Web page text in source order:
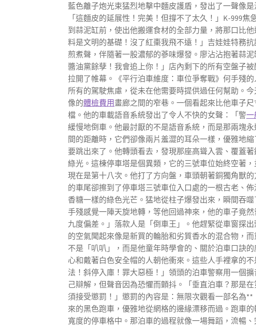
藍色離子炮光束猛烈地擊中麵皮護盾，發出了一聲像
「這麵皮的延展性！完美！但撐不了太久！」K-999
到蒜泥缸前，使出他搬運食材的全部力量，將那口比
料是文明的基礎！沒了紅棗我飛不遠！」吉娃娃特務
煎煮聲，伴隨著一股濃郁的蔘味爆發。廖沾沾抱著蒜
醬油黨餘孽！我會追上你！」店內剩下的所有空盤子
拉開了帷幕。《平行泊車維度：車位爭奪戰》何手殘
所有的駕駛焦慮，從未在他需要時提供過任何幫助。
像的體檢費用畫廊之間的窄巷。一個看起來比他車子
檔。他的車載語音系統發出了令人不快的女聲：「警一
緩慢地倒車。他最討厭的不是語音系統，而是那兩塊
間的距離時，它們卻像兩片羞澀的耳朵一樣，優雅地
要跳出來了。他轉頭看去，發現那座高聳入雲、覆蓋
綠光。這棟停車塔是個異類，它的三號車位始終空著
現在是第十八次。他打了方向盤，車頭朝著銅獨角獸
的車尾卻擦到了停車塔三號車位入口處的一根古老、
香糖一樣的綠色光芒。猛地從柱子爆發出來，瞬間吞
手殘感覺一陣天旋地轉，等他回過神來，他的車子竟
九度偏差。」落款人是「倒車王」。他趕緊從車窗探
的空氣聞起來像是新買的輪胎和劣質香水的混合物，
不是「叭叭」，而是他童年時學會的、關於泊車口訣
心和戴著白色安全帽的人朝他衝來。這些人手裡拿的
法！斜停入庫！罪大惡極！」領頭的泊車警察用一個
己辯解，但聲音因為恐懼而顫抖。「垂直泊車？那是
須接受懲罰！」懲罰的內容是：無限次觀看一部名為
來的黑色跑車，優雅地從網格的邊緣漂移而過。跑車
寬度的停車格中。那泊車的過程就像一場舞蹈，流暢